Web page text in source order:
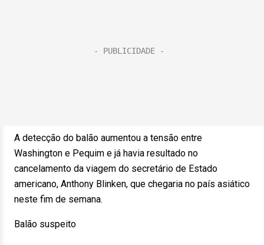
A detecção do balão aumentou a tensão entre
Washington e Pequim e já havia resultado no
cancelamento da viagem do secretário de Estado
americano, Anthony Blinken, que chegaria no país asiático
neste fim de semana.
Balão suspeito